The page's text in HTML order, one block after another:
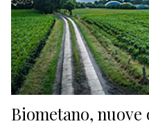
RICERCA
ECONOMIA
TURISMO
CULTURA
Biometano,